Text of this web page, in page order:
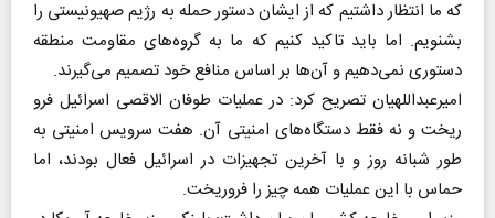
که ما انتظار داشتیم که از ایشان دستور حمله به رژیم صهیونیستی را
بشنویم. اما باید تاکید کنیم که ما به گروه‌های مقاومت منطقه
دستوری نمی‌دهیم و آن‌ها بر اساس منافع خود تصمیم می‌گیرند.
امیرعبداللهیان تصریح کرد: در عملیات طوفان الاقصی اسرائیل فرو
ریخت و نه فقط دستگاه‌های امنیتی آن. هفت سرویس امنیتی به
طور شبانه روز و با آخرین تجهیزات در اسرائیل فعال بودند، اما
حماس با این عملیات همه چیز را فروریخت.